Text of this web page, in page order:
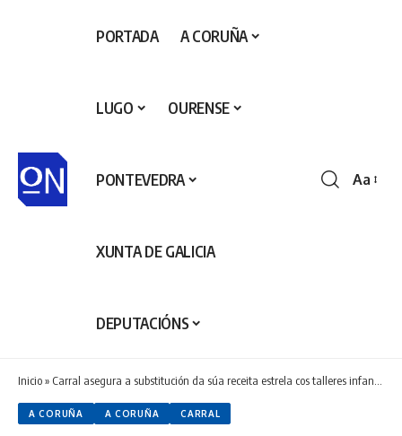
PORTADA A CORUÑA
LUGO OURENSE
PONTEVEDRA
XUNTA DE GALICIA
DEPUTACIÓNS
Aa
Inicio» Carral asegura a substitución da súa receita estrela cos talleres infantís da Festa do Pan
A CORUÑA A CORUÑA CARRAL